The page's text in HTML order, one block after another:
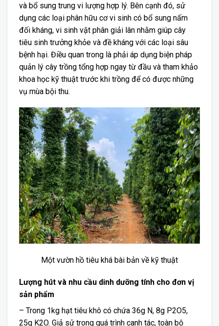
và bổ sung trung vi lượng hợp lý. Bên cạnh đó, sử
dụng các loại phân hữu cơ vi sinh có bổ sung nấm
đối kháng, vi sinh vật phân giải lân nhằm giúp cây
tiêu sinh trưởng khỏe và đề kháng với các loại sâu
bệnh hại. Điều quan trong là phải áp dụng biện pháp
quản lý cây trồng tổng hợp ngay từ đầu và tham khảo
khoa học kỹ thuật trước khi trồng để có được những
vụ mùa bội thu.
Một vườn hồ tiêu khá bài bản về kỹ thuật
Lượng hút và nhu cầu dinh dưỡng tính cho đơn vị
sản phẩm
– Trong 1kg hạt tiêu khô có chứa 36g N, 8g P2O5,
25g K2O. Giả sử trong quá trình canh tác, toàn bộ